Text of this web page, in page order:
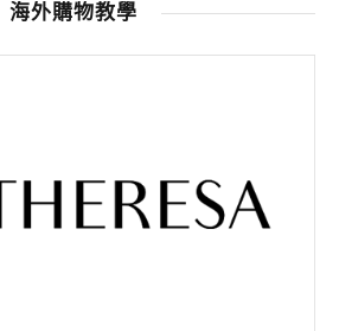
海外購物教學